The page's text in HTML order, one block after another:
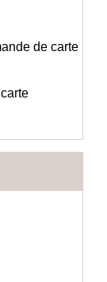
de carte